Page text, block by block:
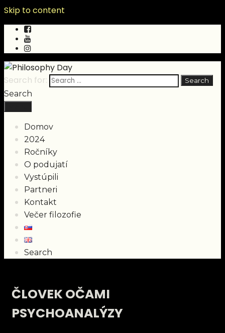
Skip to content
Search for:
Search
Domov
2024
Ročníky
O podujatí
Vystúpili
Partneri
Kontakt
Večer filozofie
Search
ČLOVEK OČAMI
PSYCHOANALÝZY